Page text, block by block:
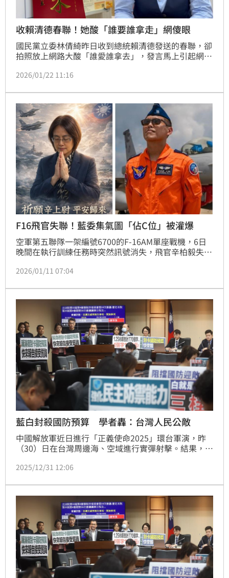
收賴清德春聯！她酸「誰要誰拿走」網傻眼
國民黨立委林倩綺昨日收到總統賴清德發送的春聯，卻
拍照放上網路大酸「誰愛誰拿去」，發言馬上引起網友
空互槓。
2026/01/22 11:16
F16飛官失聯！藍委集氣圖「佔C位」被灌爆
空軍第五聯隊一架編號6700的F-16AM單座戰機，6日
晚間在執行訓練任務時突然訊號消失，飛官辛柏毅失聯
為辛柏毅集氣祈福，希望他能夠平安歸來。不過，國民
錯字，引發網友批評灌爆留言區。
2026/01/11 07:04
藍白封殺國防預算 學者轟：台灣人民公敵
中國解放軍近日進行「正義使命2025」環台軍演，昨
（30）日在台灣周邊海、空域進行實彈射擊。結果，藍
防特別預算條例與明年度中央政府總預算，學者痛批藍
會有執政的一天，台灣選民已經看得非常明白。
2025/12/31 12:06